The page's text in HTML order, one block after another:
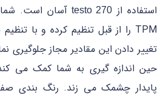
استفاده از testo 270 آسان است. شما
تغییر دادن این مقادیر مجاز جلوگیری
حین اندازه گیری به شما کمک می
پایدار چشمک می زند. رنگ بندی